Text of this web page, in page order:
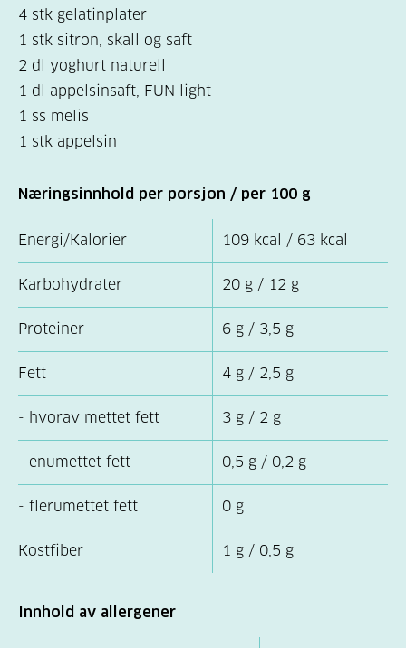
4 stk gelatinplater
1 stk sitron, skall og saft
2 dl yoghurt naturell
1 dl appelsinsaft, FUN light
1 ss melis
1 stk appelsin
Næringsinnhold per porsjon / per 100 g
Energi/Kalorier 109 kcal / 63 kcal
Karbohydrater 20 g / 12 g
Proteiner 6 g / 3,5 g
Fett 4 g / 2,5 g
- hvorav mettet fett 3 g / 2 g
- enumettet fett 0,5 g / 0,2 g
- flerumettet fett 0 g
Kostfiber 1 g / 0,5 g
Innhold av allergener